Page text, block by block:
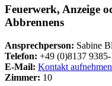
Feuerwerk, Anzeige
Abbrennens
Ansprechperson: Sabine
Telefon: +49 (0)8137
E-Mail: Kontakt aufnehmen
Zimmer: 10